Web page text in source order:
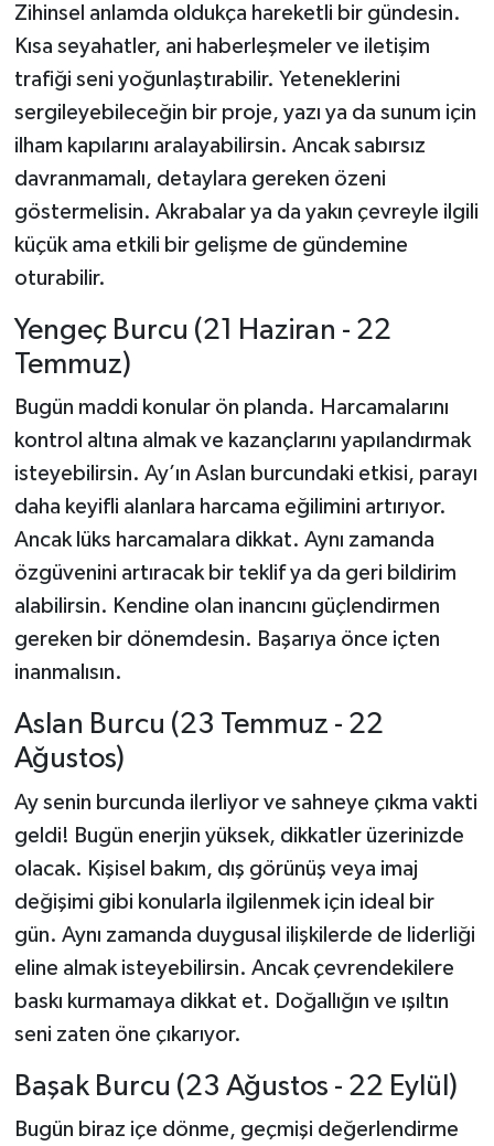
Zihinsel anlamda oldukça hareketli bir gündesin.
Kısa seyahatler, ani haberleşmeler ve iletişim
trafiği seni yoğunlaştırabilir. Yeteneklerini
sergileyebileceğin bir proje, yazı ya da sunum için
ilham kapılarını aralayabilirsin. Ancak sabırsız
davranmamalı, detaylara gereken özeni
göstermelisin. Akrabalar ya da yakın çevreyle ilgili
küçük ama etkili bir gelişme de gündemine
oturabilir.
Yengeç Burcu (21 Haziran - 22
Temmuz)
Bugün maddi konular ön planda. Harcamalarını
kontrol altına almak ve kazançlarını yapılandırmak
isteyebilirsin. Ay’ın Aslan burcundaki etkisi, parayı
daha keyifli alanlara harcama eğilimini artırıyor.
Ancak lüks harcamalara dikkat. Aynı zamanda
özgüvenini artıracak bir teklif ya da geri bildirim
alabilirsin. Kendine olan inancını güçlendirmen
gereken bir dönemdesin. Başarıya önce içten
inanmalısın.
Aslan Burcu (23 Temmuz - 22
Ağustos)
Ay senin burcunda ilerliyor ve sahneye çıkma vakti
geldi! Bugün enerjin yüksek, dikkatler üzerinizde
olacak. Kişisel bakım, dış görünüş veya imaj
değişimi gibi konularla ilgilenmek için ideal bir
gün. Aynı zamanda duygusal ilişkilerde de liderliği
eline almak isteyebilirsin. Ancak çevrendekilere
baskı kurmamaya dikkat et. Doğallığın ve ışıltın
seni zaten öne çıkarıyor.
Başak Burcu (23 Ağustos - 22 Eylül)
Bugün biraz içe dönme, geçmişi değerlendirme